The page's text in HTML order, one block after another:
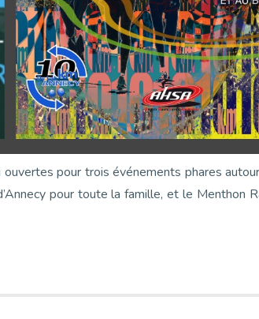
pour trois événements phares
pour toute la famille, et le Menthon